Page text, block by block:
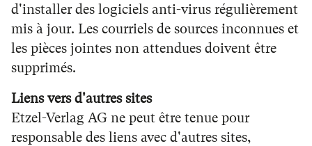
d'installer des logiciels anti-virus régulièrement
mis à jour. Les courriels de sources inconnues et
les pièces jointes non attendues doivent être
supprimés.
Liens vers d'autres sites
Etzel-Verlag AG ne peut être tenue pour
responsable des liens avec d'autres sites,